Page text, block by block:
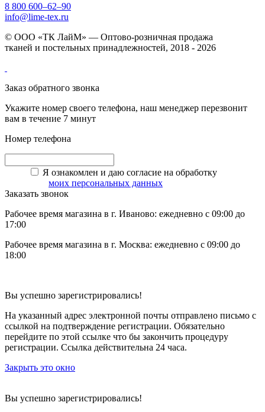
8 800 600–62–90
info@lime-tex.ru
© ООО «ТК ЛайМ» — Оптово-розничная продажа
тканей и постельных принадлежностей, 2018 - 2026
Заказ обратного звонка
Укажите номер своего телефона, наш менеджер перезвонит
вам в течение 7 минут
Номер телефона
Я ознакомлен и даю согласие на обработку
моих персональных данных
Заказать звонок
Рабочее время магазина в г. Иваново: ежедневно с 09:00 до
17:00
Рабочее время магазина в г. Москва: ежедневно с 09:00 до
18:00
Вы успешно зарегистрировались!
На указанный адрес электронной почты отправлено письмо с
ссылкой на подтверждение регистрации. Обязательно
перейдите по этой ссылке что бы закончить процедуру
регистрации. Ссылка действительна 24 часа.
Закрыть это окно
Вы успешно зарегистрировались!